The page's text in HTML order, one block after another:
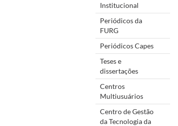
Institucional
Periódicos da
FURG
Periódicos Capes
Teses e
dissertações
Centros
Multiusuários
Centro de Gestão
da Tecnologia da